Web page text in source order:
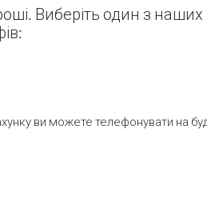
Виберіть один з наших
ви можете телефонувати на